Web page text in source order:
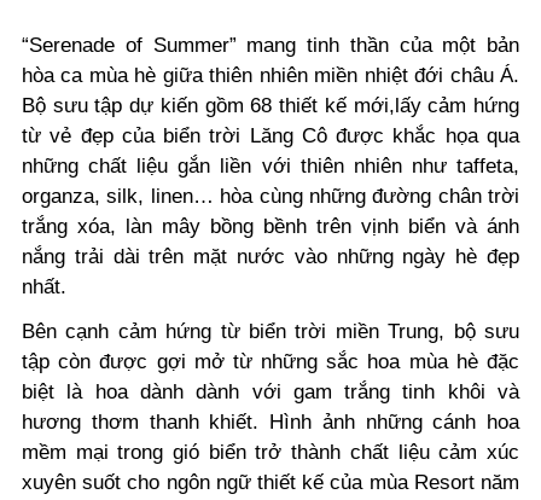
“Serenade of Summer” mang tinh thần của một bản
hòa ca mùa hè giữa thiên nhiên miền nhiệt đới châu Á.
Bộ sưu tập dự kiến gồm 68 thiết kế mới,lấy cảm hứng
từ vẻ đẹp của biển trời Lăng Cô được khắc họa qua
những chất liệu gắn liền với thiên nhiên như taffeta,
organza, silk, linen… hòa cùng những đường chân trời
trắng xóa, làn mây bồng bềnh trên vịnh biển và ánh
nắng trải dài trên mặt nước vào những ngày hè đẹp
nhất.
Bên cạnh cảm hứng từ biển trời miền Trung, bộ sưu
tập còn được gợi mở từ những sắc hoa mùa hè đặc
biệt là hoa dành dành với gam trắng tinh khôi và
hương thơm thanh khiết. Hình ảnh những cánh hoa
mềm mại trong gió biển trở thành chất liệu cảm xúc
xuyên suốt cho ngôn ngữ thiết kế của mùa Resort năm